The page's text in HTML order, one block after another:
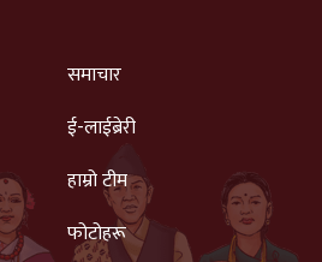
समाचार
ई-लाईब्रेरी
हाम्रो टीम
फोटोहरू